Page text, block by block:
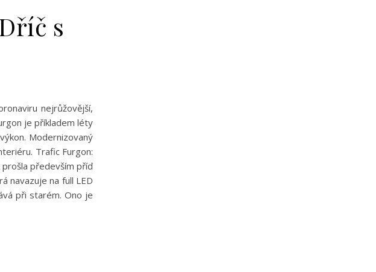
s
nejrůžovější,
je příkladem léty
Modernizovaný
Trafic Furgon:
především příď
navazuje na full LED
při starém. Ono je